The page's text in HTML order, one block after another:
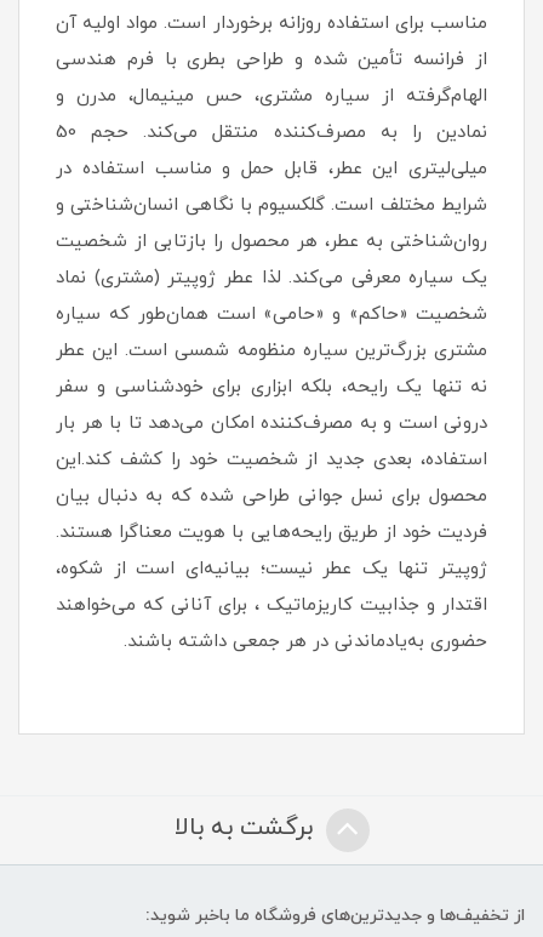
مناسب برای استفاده روزانه برخوردار است. مواد اولیه آن
از فرانسه تأمین شده و طراحی بطری با فرم هندسی
الهام‌گرفته از سیاره مشتری، حس مینیمال، مدرن و
نمادین را به مصرف‌کننده منتقل می‌کند. حجم 50
میلی‌لیتری این عطر، قابل حمل و مناسب استفاده در
شرایط مختلف است. گلکسیوم با نگاهی انسان‌شناختی و
روان‌شناختی به عطر، هر محصول را بازتابی از شخصیت
یک سیاره معرفی می‌کند. لذا عطر ژوپیتر (مشتری) نماد
شخصیت «حاکم» و «حامی» است همان‌طور که سیاره
مشتری بزرگ‌ترین سیاره منظومه شمسی است. این عطر
نه تنها یک رایحه، بلکه ابزاری برای خودشناسی و سفر
درونی است و به مصرف‌کننده امکان می‌دهد تا با هر بار
استفاده، بعدی جدید از شخصیت خود را کشف کند.این
محصول برای نسل جوانی طراحی شده که به دنبال بیان
فردیت خود از طریق رایحه‌هایی با هویت معناگرا هستند.
ژوپیتر تنها یک عطر نیست؛ بیانیه‌ای است از شکوه،
اقتدار و جذابیت کاریزماتیک ، برای آنانی که می‌خواهند
حضوری به‌یادماندنی در هر جمعی داشته باشند.
برگشت به بالا
از تخفیف‌ها و جدیدترین‌های فروشگاه ما باخبر شوید: